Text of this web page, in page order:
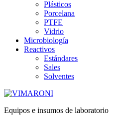
Plásticos
Porcelana
PTFE
Vidrio
Microbiología
Reactivos
Estándares
Sales
Solventes
Equipos e insumos de laboratorio